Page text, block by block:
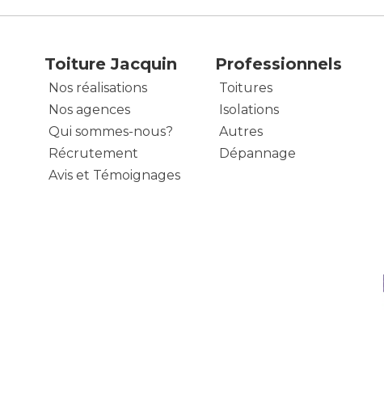
Toiture Jacquin
Nos réalisations
Nos agences
Qui sommes-nous?
Récrutement
Avis et Témoignages
Professionnels
Toitures
Isolations
Autres
Dépannage